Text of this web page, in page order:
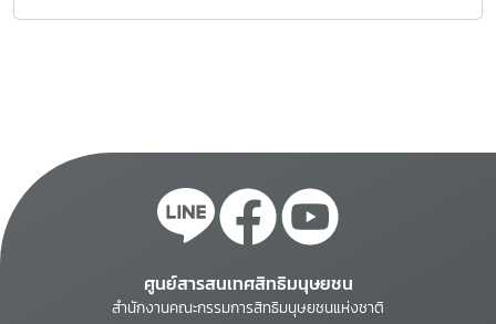
ศูนย์สารสนเทศสิทธิมนุษยชน
สำนักงานคณะกรรมการสิทธิมนุษยชนแห่งชาติ